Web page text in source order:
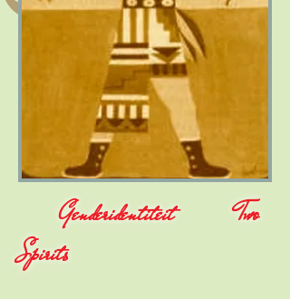
Genderidentiteit
Two
Spirits